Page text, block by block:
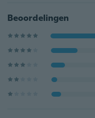
Beoordelingen